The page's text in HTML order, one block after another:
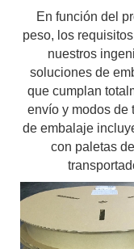
En función del
peso, los
nuestros
soluciones de
que cumplan
envío y modos de
de embalaje
con paletas